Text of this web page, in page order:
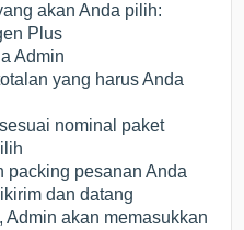
akan Anda pilih:
Plus
Admin
yang harus Anda
nominal paket
packing pesanan Anda
dan datang
Admin akan memasukkan